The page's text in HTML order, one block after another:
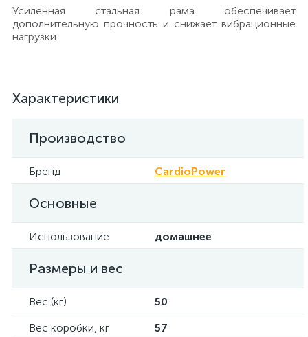
Усиленная стальная рама обеспечивает
дополнительную прочность и снижает вибрационные
нагрузки.
Характеристики
Производство
Бренд CardioPower
Основные
Использование домашнее
Размеры и вес
Вес (кг)
50
Вес коробки, кг
57